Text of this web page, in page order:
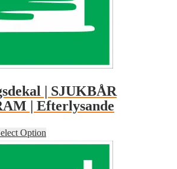
| SJUKBÅR
| Efterlysande
Option